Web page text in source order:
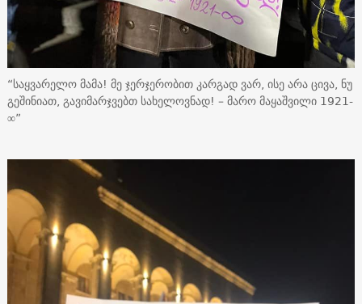
“საყვარელო მამა! მე ჯერჯერობით კარგად ვარ, ისე არა ცივა, ნუ
გეშინიათ, გავიმარჯვებთ სახელოვნად! – მარო მაყაშვილი 1921-
∞”